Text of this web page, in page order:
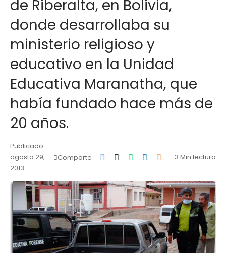
de Riberalta, en Bolivia,
donde desarrollaba su
ministerio religioso y
educativo en la Unidad
Educativa Maranatha, que
había fundado hace más de
20 años.
Publicado
agosto 29,
2013
Comparte 3 Min lectura